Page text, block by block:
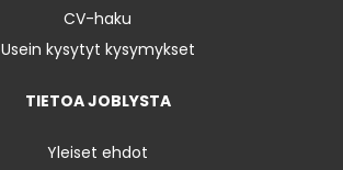
CV-haku
Usein kysytyt kysymykset
TIETOA JOBLYSTA
Yleiset ehdot